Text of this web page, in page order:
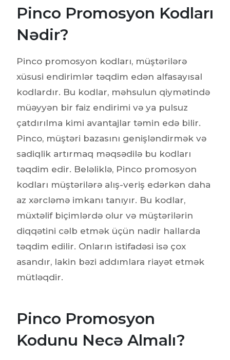
Pinco Promosyon Kodları
Nədir?
Pinco promosyon kodları, müştərilərə
xüsusi endirimlər təqdim edən alfasayısal
kodlardır. Bu kodlar, məhsulun qiymətində
müəyyən bir faiz endirimi və ya pulsuz
çatdırılma kimi avantajlar təmin edə bilir.
Pinco, müştəri bazasını genişləndirmək və
sadiqlik artırmaq məqsədilə bu kodları
təqdim edir. Beləliklə, Pinco promosyon
kodları müştərilərə alış-veriş edərkən daha
az xərcləmə imkanı tanıyır. Bu kodlar,
müxtəlif biçimlərdə olur və müştərilərin
diqqətini cəlb etmək üçün nadir hallarda
təqdim edilir. Onların istifadəsi isə çox
asandır, lakin bəzi addımlara riayət etmək
mütləqdir.
Pinco Promosyon
Kodunu Necə Almalı?